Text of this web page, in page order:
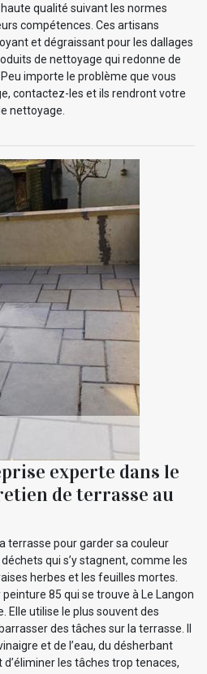
qualité suivant les normes
compétences. Ces artisans
et dégraissant pour les dallages
de nettoyage qui redonne de
importe le problème que vous
contactez-les et ils rendront votre
nettoyage.
experte dans le
de terrasse au
terrasse pour garder sa couleur
qui s’y stagnent, comme les
herbes et les feuilles mortes.
peinture 85 qui se trouve à Le Langon
Elle utilise le plus souvent des
des tâches sur la terrasse. Il
et de l’eau, du désherbant
d’éliminer les tâches trop tenaces,